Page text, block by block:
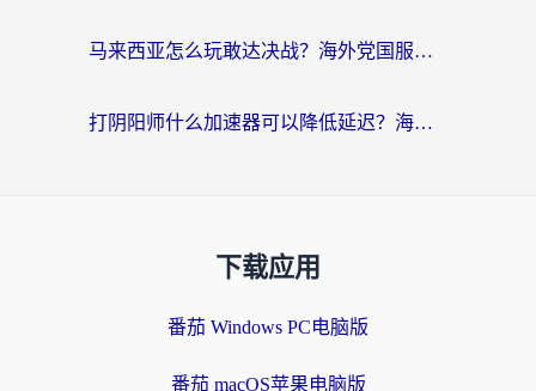
马来西亚怎么玩敢达决战？海外党国服游戏加速避坑指南（附实测推荐）
打阴阳师什么加速器可以降低延迟？海外玩家的真实困境与破局
下载应用
番茄 Windows PC电脑版
番茄 macOS苹果电脑版